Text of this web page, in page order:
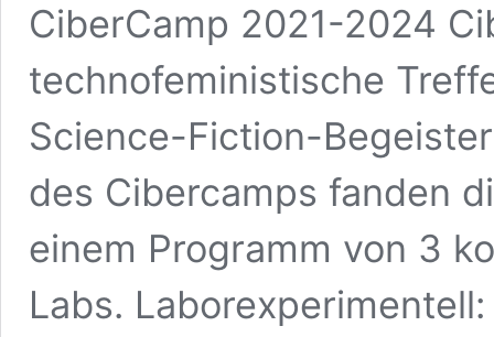
CiberCamp 2021-2024
technofeministische
Science-Fiction-
des Cibercamps fanden
einem Programm von 3
Labs.